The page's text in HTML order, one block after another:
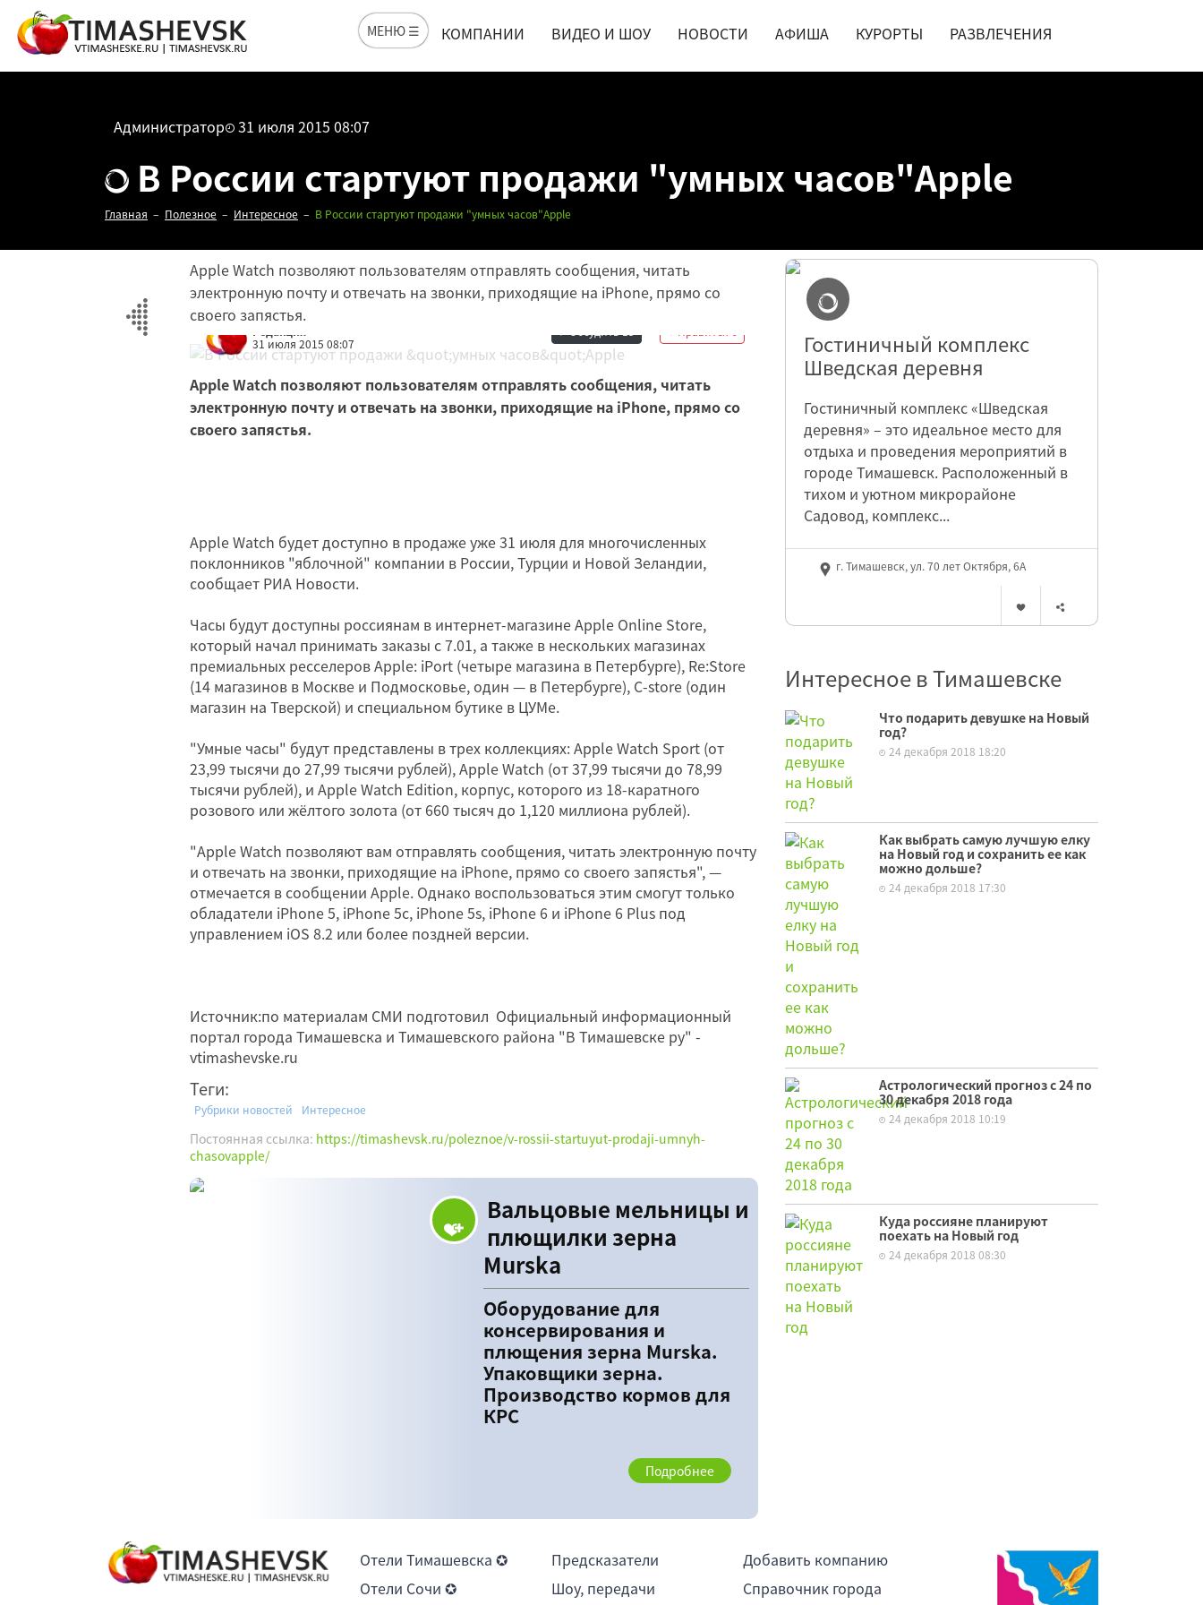
МЕНЮ ☰ КОМПАНИИ ВИДЕО И ШОУ НОВОСТИ АФИША КУРОРТЫ РАЗВЛЕЧЕНИЯ
Администратор 31 июля 2015 08:07
В России стартуют продажи "умных часов"Apple
Главная Полезное Интересное В России стартуют продажи "умных часов"Apple
Apple Watch позволяют пользователям отправлять сообщения, читать
электронную почту и отвечать на звонки, приходящие на iPhone, прямо со
своего запястья.
Редакция
31 июля 2015 08:07
Нравится 6
Обсудить15
Apple Watch позволяют пользователям отправлять сообщения, читать
электронную почту и отвечать на звонки, приходящие на iPhone, прямо со
своего запястья.
Apple Watch будет доступно в продаже уже 31 июля для многочисленных
поклонников "яблочной" компании в России, Турции и Новой Зеландии,
сообщает РИА Новости.
Часы будут доступны россиянам в интернет-магазине Apple Online Store,
который начал принимать заказы с 7.01, а также в нескольких магазинах
премиальных ресселеров Apple: iPort (четыре магазина в Петербурге), Re:Store
(14 магазинов в Москве и Подмосковье, один — в Петербурге), C-store (один
магазин на Тверской) и специальном бутике в ЦУМе.
"Умные часы" будут представлены в трех коллекциях: Apple Watch Sport (от
23,99 тысячи до 27,99 тысячи рублей), Apple Watch (от 37,99 тысячи до 78,99
тысячи рублей), и Apple Watch Edition, корпус, которого из 18-каратного
розового или жёлтого золота (от 660 тысяч до 1,120 миллиона рублей).
"Apple Watch позволяют вам отправлять сообщения, читать электронную почту
и отвечать на звонки, приходящие на iPhone, прямо со своего запястья", —
отмечается в сообщении Apple. Однако воспользоваться этим смогут только
обладатели iPhone 5, iPhone 5c, iPhone 5s, iPhone 6 и iPhone 6 Plus под
управлением iOS 8.2 или более поздней версии.
Источник:по материалам СМИ подготовил Официальный информационный
портал города Тимашевска и Тимашевского района "В Тимашевске ру" -
vtimashevske.ru
Теги:
Рубрики новостей Интересное
Постоянная ссылка: https://timashevsk.ru/poleznoe/v-rossii-startuyut-prodaji-umnyh-
chasovapple/
Вальцовые мельницы и
плющилки зерна
Murska
Оборудование для
консервирования и
плющения зерна Murska.
Упаковщики зерна.
Производство кормов для
КРС
Подробнее
Гостиничный комплекс
Шведская деревня
Гостиничный комплекс «Шведская
деревня» – это идеальное место для
отдыха и проведения мероприятий в
городе Тимашевск. Расположенный в
тихом и уютном микрорайоне
Садовод, комплекс...
г. Тимашевск, ул. 70 лет Октября, 6А
Интересное в Тимашевске
Что подарить девушке на Новый
год?
24 декабря 2018 18:20
Как выбрать самую лучшую елку
на Новый год и сохранить ее как
можно дольше?
24 декабря 2018 17:30
Астрологический прогноз с 24 по
30 декабря 2018 года
24 декабря 2018 10:19
Куда россияне планируют
поехать на Новый год
24 декабря 2018 08:30
Отели Тимашевска ✪
Отели Сочи ✪
Предсказатели
Шоу, передачи
Добавить компанию
Справочник города